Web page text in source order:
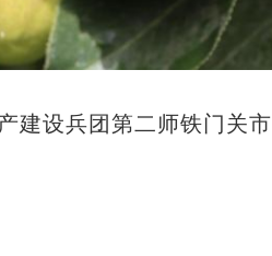
建设兵团第二师铁门关